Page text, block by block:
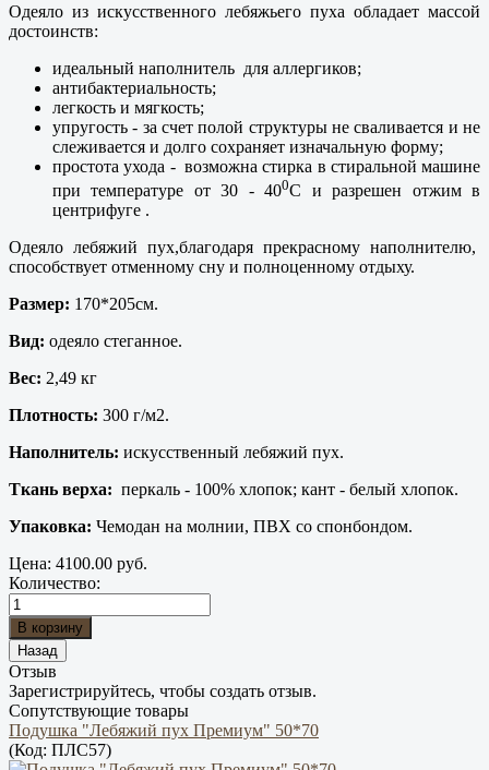
Одеяло из искусственного лебяжьего пуха обладает массой
достоинств:
идеальный наполнитель для аллергиков;
антибактериальность;
легкость и мягкость;
упругость - за счет полой структуры не сваливается и не
слеживается и долго сохраняет изначальную форму;
простота ухода - возможна стирка в стиральной машине
при температуре от 30 - 400С и разрешен отжим в
центрифуге .
Одеяло лебяжий пух,благодаря прекрасному наполнителю,
способствует отменному сну и полноценному отдыху.
Размер: 170*205см.
Вид: одеяло стеганное.
Вес: 2,49 кг
Плотность: 300 г/м2.
Наполнитель: искусственный лебяжий пух.
Ткань верха: перкаль - 100% хлопок; кант - белый хлопок.
Упаковка: Чемодан на молнии, ПВХ со спонбондом.
Цена: 4100.00 руб.
Количество:
Отзыв
Зарегистрируйтесь, чтобы создать отзыв.
Сопутствующие товары
Подушка "Лебяжий пух Премиум" 50*70
(Код: ПЛС57)